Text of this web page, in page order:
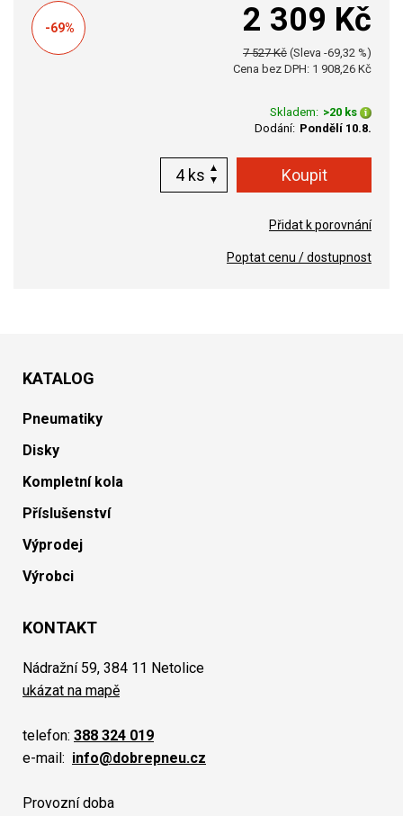
-69% 2 309 Kč
7 527 Kč (Sleva -69,32 %)
Cena bez DPH: 1 908,26 Kč
Skladem: >20 ks
Dodání: Pondělí 10.8.
ks
Přidat k porovnání
Poptat cenu / dostupnost
KATALOG
Pneumatiky
Disky
Kompletní kola
Příslušenství
Výprodej
Výrobci
KONTAKT
Nádražní 59, 384 11 Netolice
ukázat na mapě
telefon: 388 324 019
e-mail: info@dobrepneu.cz
Provozní doba